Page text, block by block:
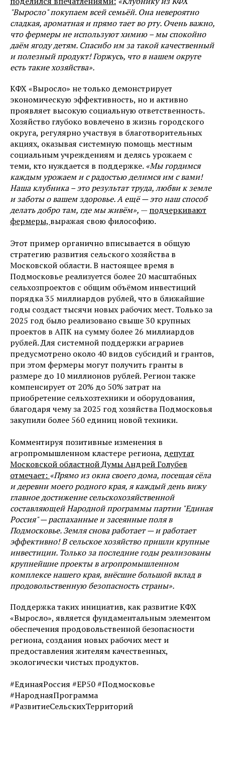
"Выросло" покупаем всей семьёй. Она невероятно
сладкая, ароматная и прямо тает во рту. Очень важно,
что фермеры не используют химию – мы спокойно
даём ягоду детям. Спасибо им за такой качественный
и полезный продукт! Горжусь, что в нашем округе
есть такие хозяйства».
КФХ «Выросло» не только демонстрирует
экономическую эффективность, но и активно
проявляет высокую социальную ответственность.
Хозяйство глубоко вовлечено в жизнь городского
округа, регулярно участвуя в благотворительных
акциях, оказывая системную помощь местным
социальным учреждениям и делясь урожаем с
теми, кто нуждается в поддержке. «Мы гордимся
каждым урожаем и с радостью делимся им с вами!
Наша клубника – это результат труда, любви к земле
и заботы о вашем здоровье. А ещё — это наш способ
делать добро там, где мы живём», — подчеркивают
фермеры, выражая свою философию.
Этот пример органично вписывается в общую
стратегию развития сельского хозяйства в
Московской области. В настоящее время в
Подмосковье реализуется более 20 масштабных
сельхозпроектов с общим объёмом инвестиций
порядка 35 миллиардов рублей, что в ближайшие
годы создаст тысячи новых рабочих мест. Только за
2025 год было реализовано свыше 30 крупных
проектов в АПК на сумму более 26 миллиардов
рублей. Для системной поддержки аграриев
предусмотрено около 40 видов субсидий и грантов,
при этом фермеры могут получить гранты в
размере до 10 миллионов рублей. Регион также
компенсирует от 20% до 50% затрат на
приобретение сельхозтехники и оборудования,
благодаря чему за 2025 год хозяйства Подмосковья
закупили более 560 единиц новой техники.
Комментируя позитивные изменения в
агропромышленном кластере региона, депутат
Московской областной Думы Андрей Голубев
отмечает: «Прямо из окна своего дома, посещая сёла
и деревни моего родного края, я каждый день вижу
главное достижение сельскохозяйственной
составляющей Народной программы партии "Единая
Россия" — распаханные и засеянные поля в
Подмосковье. Земля снова работает — и работает
эффективно! В сельское хозяйство пришли крупные
инвестиции. Только за последние годы реализованы
крупнейшие проекты в агропромышленном
комплексе нашего края, внёсшие большой вклад в
продовольственную безопасность страны».
Поддержка таких инициатив, как развитие КФХ
«Выросло», является фундаментальным элементом
обеспечения продовольственной безопасности
региона, создания новых рабочих мест и
предоставления жителям качественных,
экологически чистых продуктов.
#ЕдинаяРоссия #ЕР50 #Подмосковье
#НароднаяПрограмма
#РазвитиеСельскихТерриторий